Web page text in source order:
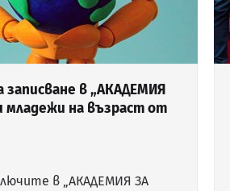
в „АКАДЕМИЯ
младежи на възраст от
в „АКАДЕМИЯ ЗА